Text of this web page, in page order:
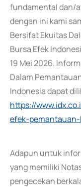
fundamental dan/
dengan ini kami
Bersifat Ekuitas
Bursa Efek
19 Mei 2026.
Dalam
Indonesia dapat
https://
efek-
Adapun untuk
yang memiliki
pengecekan